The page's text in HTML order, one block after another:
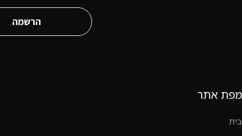
הרשמה
מפת אתר
בית